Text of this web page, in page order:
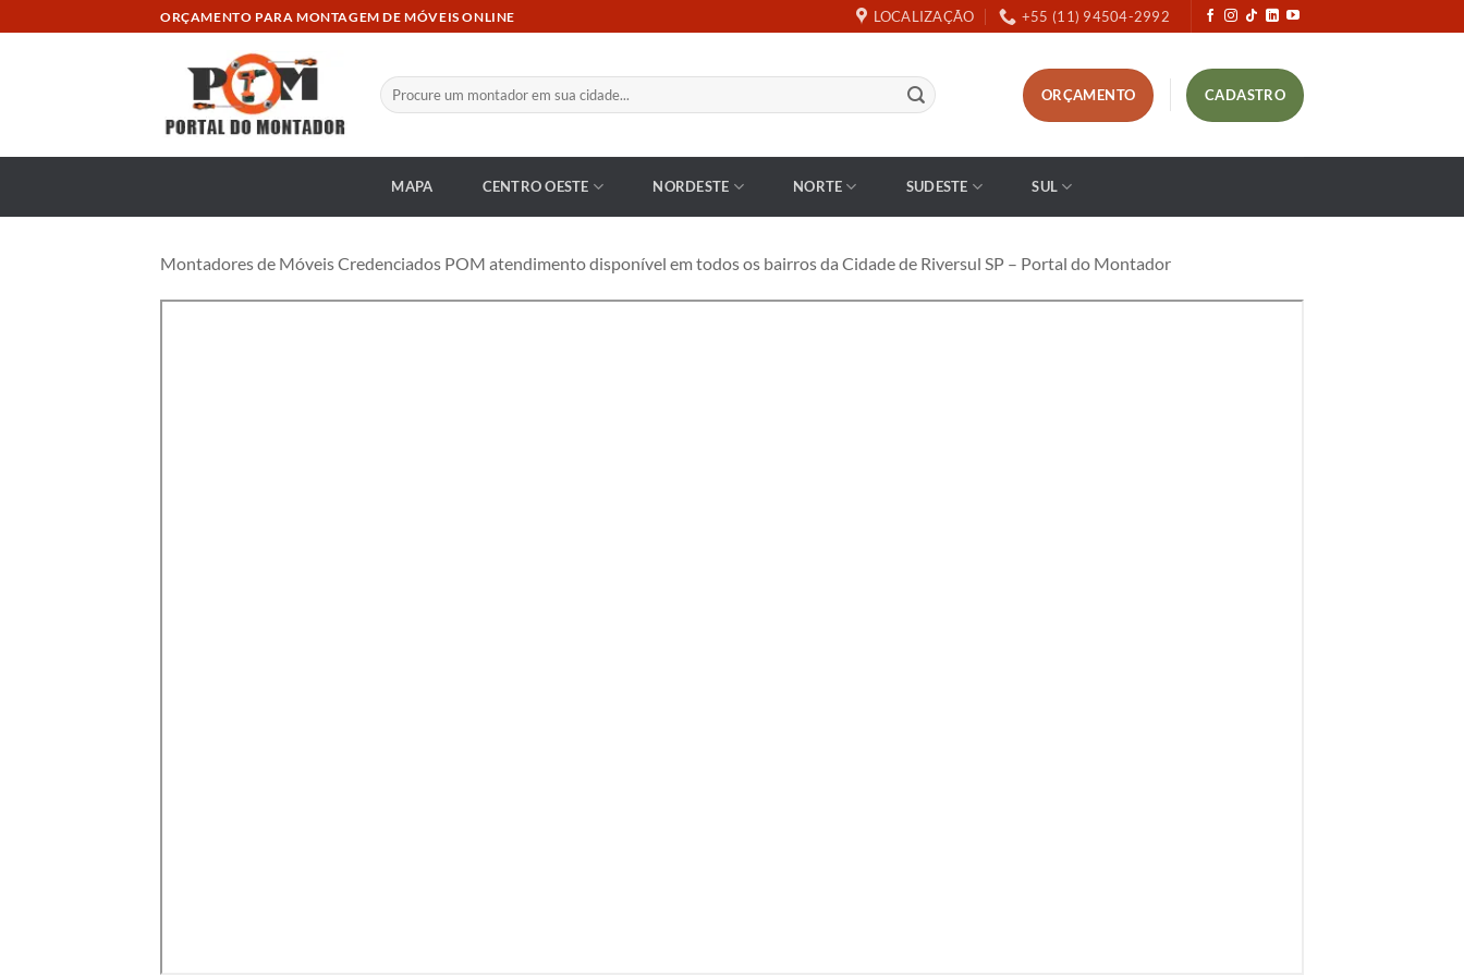
to
ORÇAMENTO PARA MONTAGEM DE MÓVEIS ONLINE LOCALIZAÇÃO +55 (11) 94504-2992
Pesquisar
por:
ORÇAMENTO CADASTRO
MAPA CENTRO OESTE NORDESTE NORTE SUDESTE SUL
Montadores de Móveis Credenciados POM atendimento disponível em todos os bairros da Cidade de Riversul SP – Portal do Montador